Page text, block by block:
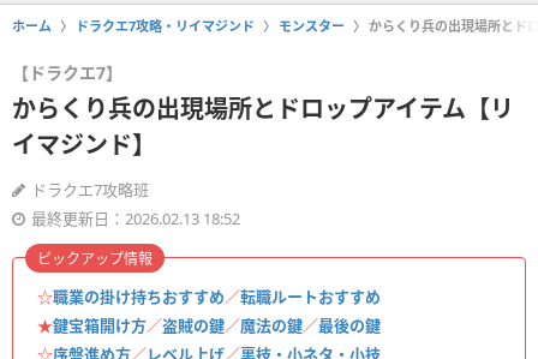
ホーム ドラクエ7攻略・リイマジンド モンスター からくり兵の出現場所とド
【ドラクエ7】
からくり兵の出現場所とドロップアイテム【リ
イマジンド】
ドラクエ7攻略班
最終更新日：2026.02.13 18:52
☆職業の掛け持ちおすすめ／転職ルートおすすめ
★鍵宝箱開け方／盗賊の鍵／魔法の鍵／最後の鍵
☆序盤進め方／レベル上げ／裏技・小ネタ・小技
ピックアップ情報